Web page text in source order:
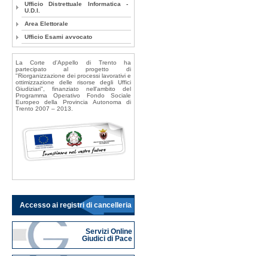
Ufficio Distrettuale Informatica -
U.D.I.
Area Elettorale
Ufficio Esami avvocato
La Corte d'Appello di Trento ha
partecipato al progetto di
"Riorganizzazione dei processi lavorativi e
ottimizzazione delle risorse degli Uffici
Giudiziari", finanziato nell'ambito del
Programma Operativo Fondo Sociale
Europeo della Provincia Autonoma di
Trento 2007 – 2013.
Accesso ai registri di cancelleria
Servizi Online
Giudici di Pace